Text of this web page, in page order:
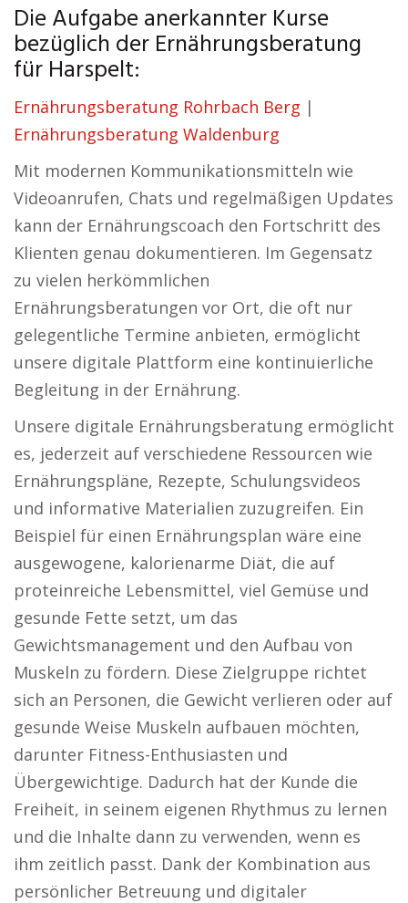
Die Aufgabe anerkannter Kurse
bezüglich der Ernährungsberatung
für Harspelt:
Ernährungsberatung Rohrbach Berg |
Ernährungsberatung Waldenburg
Mit modernen Kommunikationsmitteln wie
Videoanrufen, Chats und regelmäßigen Updates
kann der Ernährungscoach den Fortschritt des
Klienten genau dokumentieren. Im Gegensatz
zu vielen herkömmlichen
Ernährungsberatungen vor Ort, die oft nur
gelegentliche Termine anbieten, ermöglicht
unsere digitale Plattform eine kontinuierliche
Begleitung in der Ernährung.
Unsere digitale Ernährungsberatung ermöglicht
es, jederzeit auf verschiedene Ressourcen wie
Ernährungspläne, Rezepte, Schulungsvideos
und informative Materialien zuzugreifen. Ein
Beispiel für einen Ernährungsplan wäre eine
ausgewogene, kalorienarme Diät, die auf
proteinreiche Lebensmittel, viel Gemüse und
gesunde Fette setzt, um das
Gewichtsmanagement und den Aufbau von
Muskeln zu fördern. Diese Zielgruppe richtet
sich an Personen, die Gewicht verlieren oder auf
gesunde Weise Muskeln aufbauen möchten,
darunter Fitness-Enthusiasten und
Übergewichtige. Dadurch hat der Kunde die
Freiheit, in seinem eigenen Rhythmus zu lernen
und die Inhalte dann zu verwenden, wenn es
ihm zeitlich passt. Dank der Kombination aus
persönlicher Betreuung und digitaler